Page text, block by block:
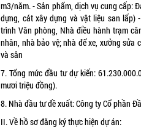
m3/năm. - Sản phẩm, dịch vụ cung cấp:
dựng, cát xây dựng và vật liệu san lấp)
trình Văn phòng, Nhà điều hành trạm
nhân, nhà bảo vệ; nhà để xe, xưởng
và sân
7. Tổng mức đầu tư dự kiến:
mươi triệu đồng).
8. Nhà đầu tư đề xuất: Công ty Cổ phần
II. Về hồ sơ đăng ký thực hiện dự án: